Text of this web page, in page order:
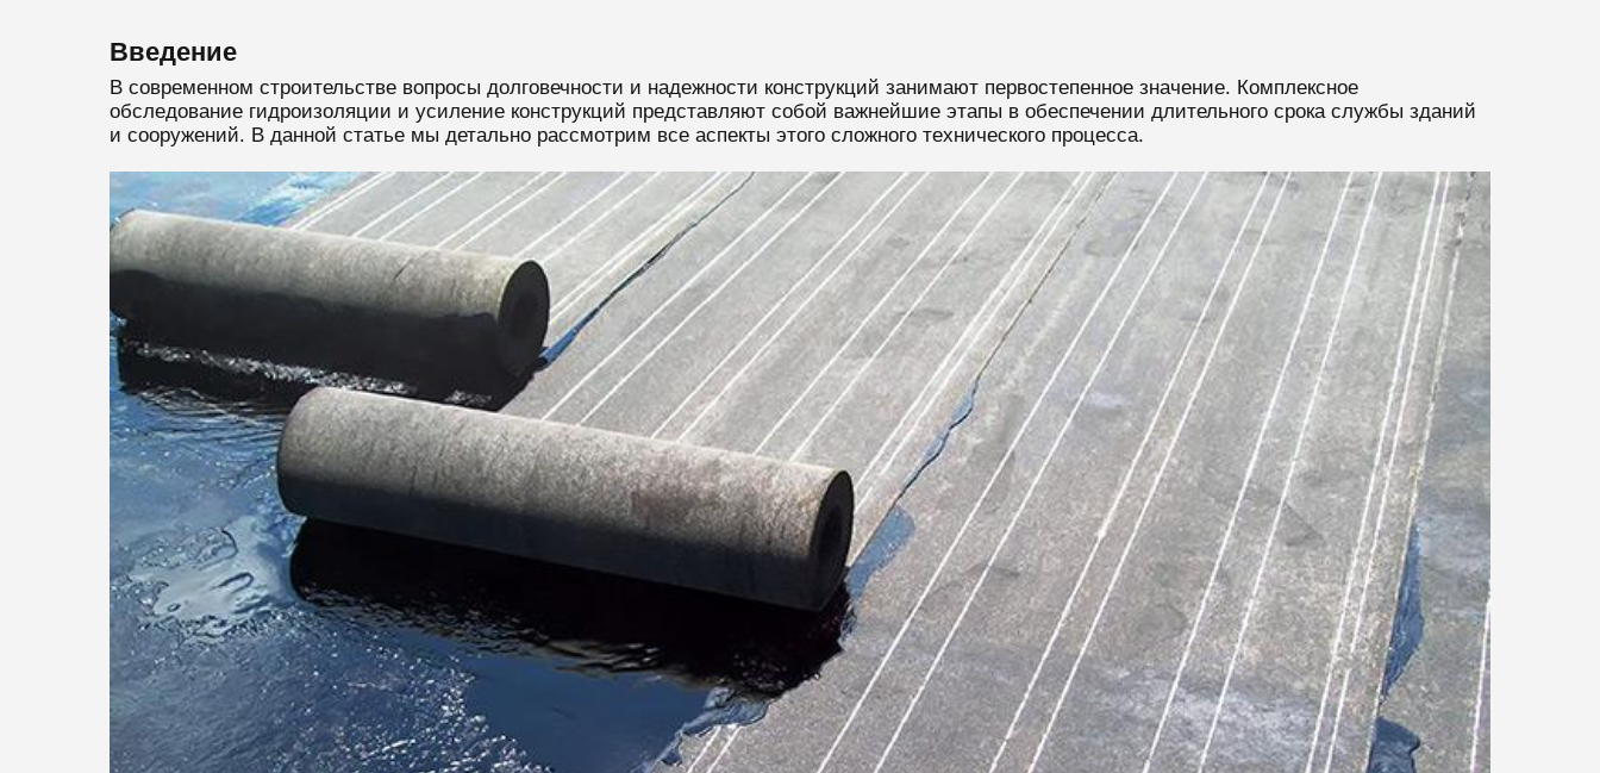
Введение
В современном строительстве вопросы долговечности и надежности конструкций занимают первостепенное значение. Комплексное
обследование гидроизоляции и усиление конструкций представляют собой важнейшие этапы в обеспечении длительного срока службы зданий
и сооружений. В данной статье мы детально рассмотрим все аспекты этого сложного технического процесса.